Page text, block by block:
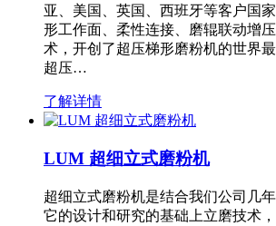
亚、美国、英国、西班牙等客户国
形工作面、柔性连接、磨辊联动增
术，开创了超压梯形磨粉机的世界
超压…
了解详情
LUM 超细立式磨粉机
超细立式磨粉机是结合我们公司几
它的设计和研究的基础上立磨技术